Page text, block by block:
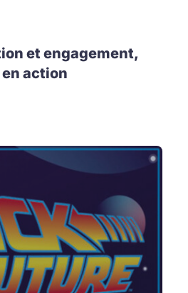
et engagement,
en action